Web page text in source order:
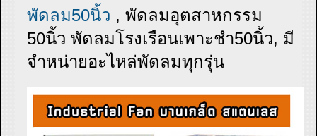
พัดลม50นิ้ว , พัดลมอุตสาหกรรม
50นิ้ว พัดลมโรงเรือนเพาะชำ50นิ้ว, มี
จำหน่ายอะไหล่พัดลมทุกรุ่น